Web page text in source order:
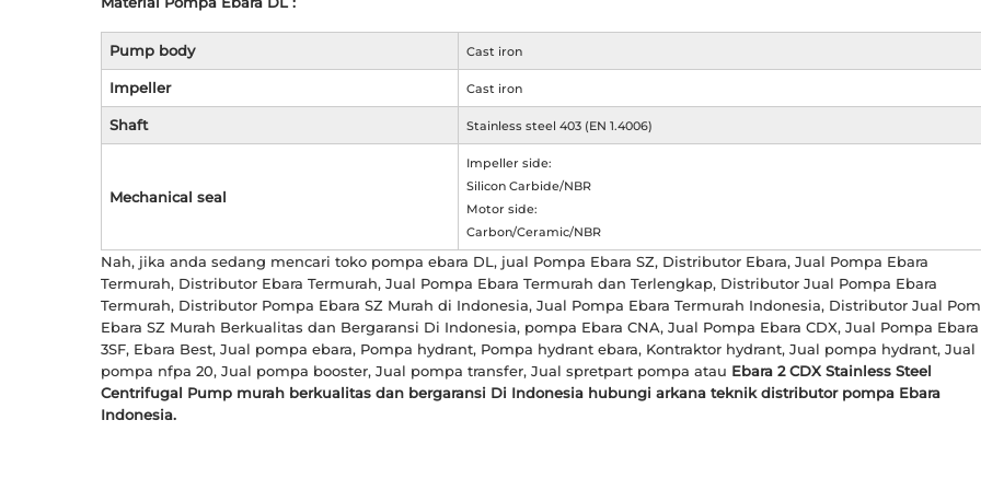
Pump body Cast iron
Impeller Cast iron
Shaft Stainless steel 403 (EN 1.4006)
Mechanical seal
Impeller side:
Silicon Carbide/NBR
Motor side:
Carbon/Ceramic/NBR
Nah, jika anda sedang mencari toko pompa ebara DL, jual Pompa Ebara SZ, Distributor Ebara, Jual Pompa Ebara
Termurah, Distributor Ebara Termurah, Jual Pompa Ebara Termurah dan Terlengkap, Distributor Jual Pompa Ebara
Termurah, Distributor Pompa Ebara SZ Murah di Indonesia, Jual Pompa Ebara Termurah Indonesia, Distributor Jual
Ebara SZ Murah Berkualitas dan Bergaransi Di Indonesia, pompa Ebara CNA, Jual Pompa Ebara CDX, Jual Pompa Ebara
3SF, Ebara Best, Jual pompa ebara, Pompa hydrant, Pompa hydrant ebara, Kontraktor hydrant, Jual pompa hydrant, Jual
pompa nfpa 20, Jual pompa booster, Jual pompa transfer, Jual spretpart pompa atau Ebara 2 CDX Stainless Steel
Centrifugal Pump murah berkualitas dan bergaransi Di Indonesia hubungi arkana teknik distributor pompa Ebara
Indonesia.